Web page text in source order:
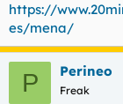
https://
es/mena/
P Perineo
Freak